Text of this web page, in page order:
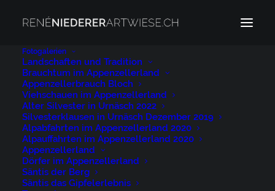
Fotogalerien
Landschaften und Tradition
Brauchtum im Appenzellerland
Appenzellerbrauch Bloch
Viehschauen im Appenzellerland
Alter Silvester in Urnäsch 2022
Silvesterklausen in Urnäsch Dezember 2019
Alpabfahrten im Appenzellerland 2020
Alpauffahrten im Appenzellerland 2020
Appenzellerland
Dörfer im Appenzellerland
Säntis der Berg
Säntis das Gipfelerlebnis
Appenzellerland Urnäsch
Home
Appenzellerland Urnäsch
Appenzellerland Urnäsch